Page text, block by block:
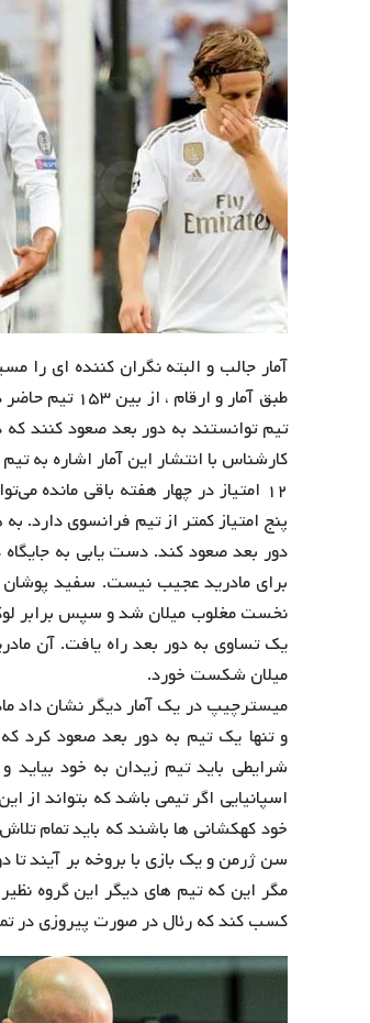
آمار جالب و البته نگران کننده ای
کارشناس با انتشار این آمار اشاره به
۱۲ امتیاز در چهار هفته باقی
پنج امتیاز کمتر از تیم فرانسوی
دور بعد صعود کند. دست‌ یابی به
نخست مغلوب میلان شد و سپس برابر
یک تساوی به دور بعد راه یافت. آن
میلان شکست خورد.
شرایطی باید تیم زیدان به خود
اسپانیایی اگر تیمی باشد که بتواند از
خود کهکشانی ها باشند که باید تمام
سن ژرمن و یک بازی با بروخه بر آیند تا
مگر این که تیم های دیگر این گروه
کسب کند که رئال در صورت پیروزی در